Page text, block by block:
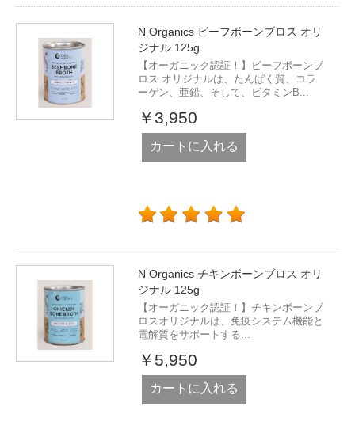
N Organics ビーフボーンブロス オリ
ジナル 125g
【オーガニック認証！】ビーフボーンブ
ロス オリジナルは、たんぱく質、コラ
ーゲン、亜鉛、そして、ビタミンB...
￥3,950
カートに入れる
N Organics チキンボーンブロス オリ
ジナル 125g
【オーガニック認証！】チキンボーンブ
ロスオリジナルは、免疫システム機能と
電解質をサポートする...
￥5,950
カートに入れる